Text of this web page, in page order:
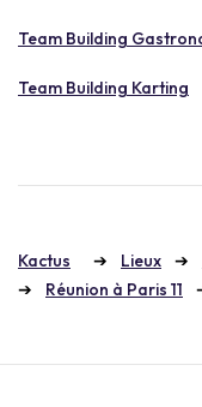
Team Building
Team Building Karting
Kactus Lieux
Réunion à Paris 11